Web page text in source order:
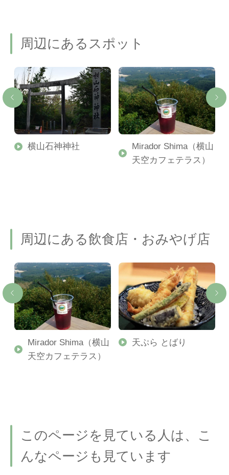
周辺にあるスポット
横山石神神社
Mirador Shima（横山
天空カフェテラス）
周辺にある飲食店・おみやげ店
Mirador Shima（横山
天空カフェテラス）
天ぷら とばり
このページを見ている人は、こ
んなページも見ています